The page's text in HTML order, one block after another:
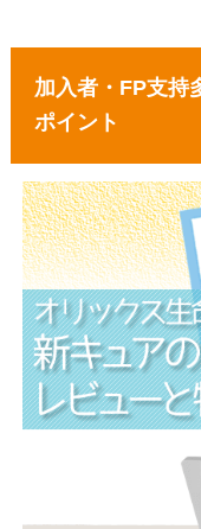
加入者・FP支持
ポイント